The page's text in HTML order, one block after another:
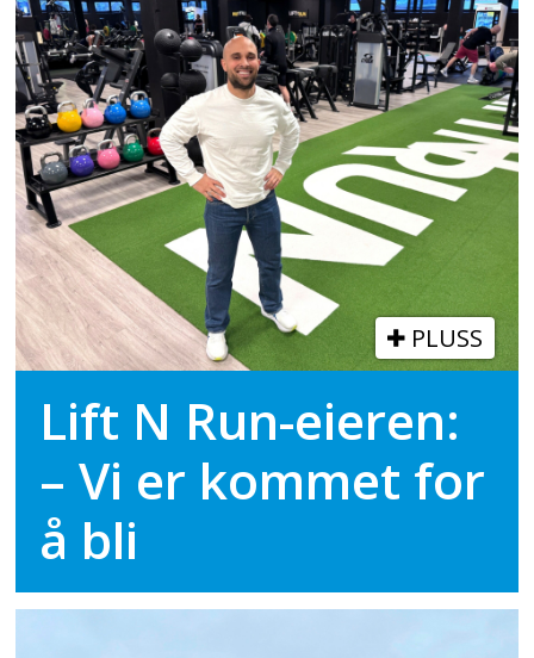
PLUSS
Lift N Run-eieren:
– Vi er kommet for
å bli